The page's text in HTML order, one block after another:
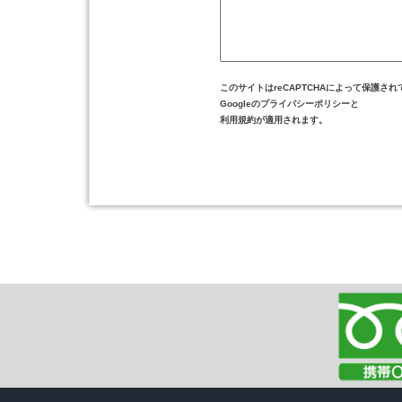
このサイトはreCAPTCHAによって保護され
Googleのプライバシーポリシーと
利用規約が適用されます。